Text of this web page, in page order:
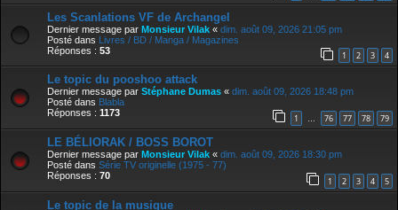
Les Scanlations VF de Archangel
Dernier message par Monsieur Vilak « dim. août 09, 2026 21:05 pm
Posté dans Livres / BD / Manga / Magazines
Réponses : 53 1 2 3 4
Le topic du pooshoo attack
Dernier message par Stéphane Dumas « dim. août 09, 2026 18:48 pm
Posté dans Blabla
Réponses : 1173 1 … 76 77 78 79
LE BÉLIORAK / BOSS BOROT
Dernier message par Monsieur Vilak « dim. août 09, 2026 18:30 pm
Posté dans Série TV originelle (1975 - 77)
Réponses : 70 1 2 3 4 5
Le topic de la musique